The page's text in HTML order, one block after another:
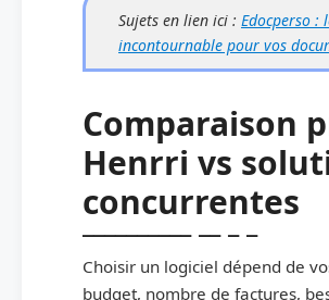
Sujets en lien ici : Edocperso :
incontournable pour vos
Comparaison
Henrri vs
concurrentes
Choisir un logiciel dépend de
budget, nombre de factures,